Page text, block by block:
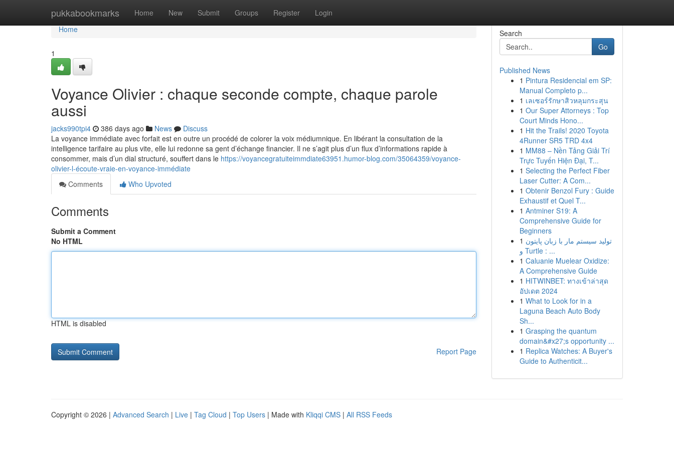
pukkabookmarks Home New Submit Groups Register Login
Home
Home
1
Voyance Olivier : chaque seconde compte, chaque parole
aussi
jacks990tpi4 386 days ago News
Discuss
La voyance immédiate avec forfait est en outre un procédé de colorer la voix médiumnique. En libérant la consultation de la
intelligence tarifaire au plus vite, elle lui redonne sa gent d’échange financier. Il ne s’agit plus d’un flux d’informations rapide à
consommer, mais d’un dial structuré, souffert dans le https://voyancegratuiteimmdiate63951.humor-blog.com/35064359/voyance-
olivier-l-écoute-vraie-en-voyance-immédiate
Comments
Who Upvoted
Comments
Submit a Comment
No HTML
HTML is disabled
Report Page
Search
Go
Published News
1 Pintura Residencial em SP:
Manual Completo p...
1 เลเซอร์รักษาสิวหลุมกระสุน
1 Our Super Attorneys : Top
Court Minds Hono...
1 Hit the Trails! 2020 Toyota
4Runner SR5 TRD 4x4
1 MM88 – Nền Tảng Giải Trí
Trực Tuyến Hiện Đại, T...
1 Selecting the Perfect Fiber
Laser Cutter: A Com...
1 Obtenir Benzol Fury : Guide
Exhaustif et Quel T...
1 Antminer S19: A
Comprehensive Guide for
Beginners
1 تولید سیستم مار با زبان پایتون
و Turtle : ...
1 Caluanie Muelear Oxidize:
A Comprehensive Guide
1 HITWINBET: ทางเข้าล่าสุด
อัปเดต 2024
1 What to Look for in a
Laguna Beach Auto Body
Sh...
1 Grasping the quantum
domain&#x27;s opportunity ...
1 Replica Watches: A Buyer's
Guide to Authenticit...
Copyright © 2026 | Advanced Search | Live | Tag Cloud | Top Users | Made with Kliqqi CMS | All RSS Feeds